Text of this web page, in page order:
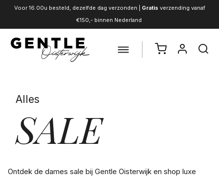
Voor 16.00u besteld, dezelfde dag verzonden | Gratis verzending vanaf
€150,- binnen Nederland
Alles
SALE
Ontdek de dames sale bij Gentle Oisterwijk en shop luxe